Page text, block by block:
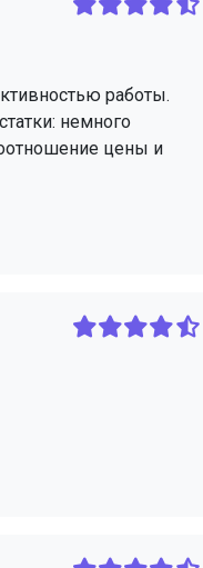
работы.
немного
цены и